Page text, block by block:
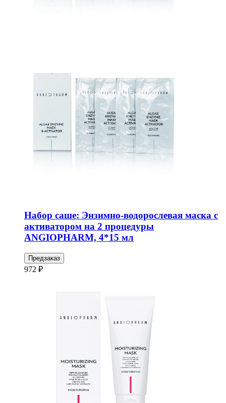
Набор саше: Энзимно-водорослевая маска с
активатором на 2 процедуры
ANGIOPHARM, 4*15 мл
Предзаказ
972 ₽